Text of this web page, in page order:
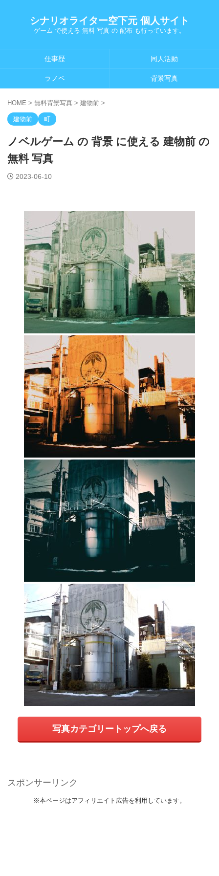
シナリオライター空下元 個人サイト
ゲーム で使える 無料 写真 の 配布 も行っています。
仕事歴 同人活動
ラノベ 背景写真
HOME > 無料背景写真 > 建物前 >
建物前 町
ノベルゲーム の 背景 に使える 建物前 の
無料 写真
2023-06-10
写真カテゴリートップへ戻る
スポンサーリンク
※本ページはアフィリエイト広告を利用しています。